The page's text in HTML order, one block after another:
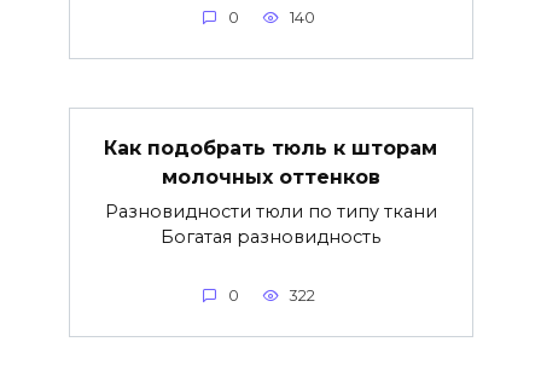
0 140
Как подобрать тюль к шторам
молочных оттенков
Разновидности тюли по типу ткани
Богатая разновидность
0 322